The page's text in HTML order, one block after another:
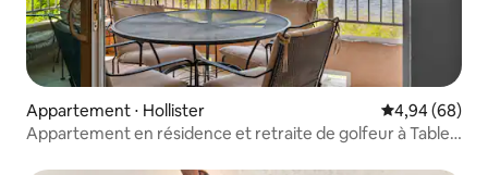
Appartement ⋅ Hollister Évaluation
4,94 (68)
Appartement en résidence et retraite de golfeur à Table